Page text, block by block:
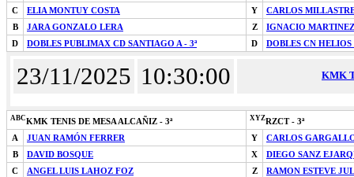
C
ELIA MONTUY COSTA Y
CARLOS
B
JARA GONZALO LERA Z
IGNACIO
D
DOBLES PUBLIMAX CD SANTIAGO A - 3ª D DOBLES CN HELIOS
23/11/2025 10:30:00 KMK
ABCKMK TENIS DE MESA ALCAÑIZ - 3ª XYZRZCT - 3ª
A
JUAN RAMÓN FERRER Y
CARLOS
B
DAVID BOSQUE X
DIEGO SANZ
C
ANGEL LUIS LAHOZ FOZ Z
RAMON ESTEVE